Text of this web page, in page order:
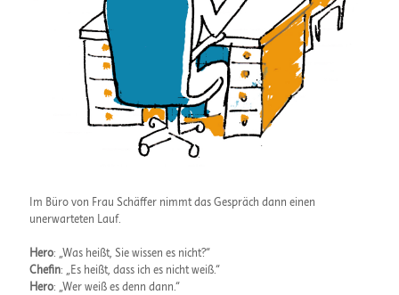
Im Büro von Frau Schäffer nimmt das Gespräch dann einen
unerwarteten Lauf.
Hero: „Was heißt, Sie wissen es nicht?“
Chefin: „Es heißt, dass ich es nicht weiß.“
Hero: „Wer weiß es denn dann.“